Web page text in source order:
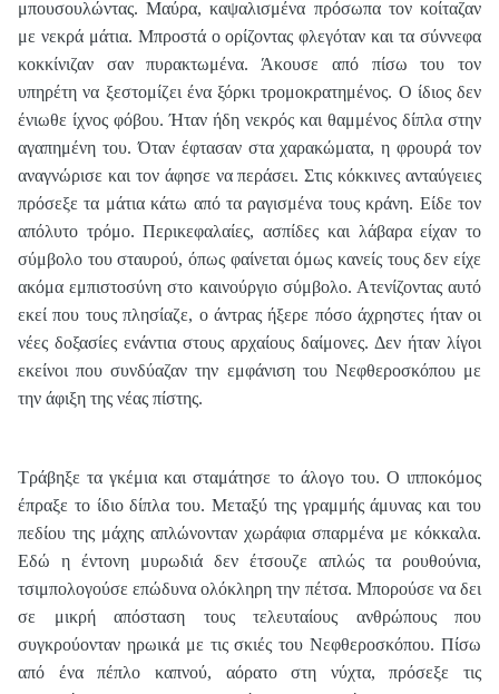
μπουσουλώντας. Μαύρα, καψαλισμένα πρόσωπα τον κοίταζαν
με νεκρά μάτια. Μπροστά ο ορίζοντας φλεγόταν και τα σύννεφα
κοκκίνιζαν σαν πυρακτωμένα. Άκουσε από πίσω του τον
υπηρέτη να ξεστομίζει ένα ξόρκι τρομοκρατημένος. Ο ίδιος δεν
ένιωθε ίχνος φόβου. Ήταν ήδη νεκρός και θαμμένος δίπλα στην
αγαπημένη του. Όταν έφτασαν στα χαρακώματα, η φρουρά τον
αναγνώρισε και τον άφησε να περάσει. Στις κόκκινες ανταύγειες
πρόσεξε τα μάτια κάτω από τα ραγισμένα τους κράνη. Είδε τον
απόλυτο τρόμο. Περικεφαλαίες, ασπίδες και λάβαρα είχαν το
σύμβολο του σταυρού, όπως φαίνεται όμως κανείς τους δεν είχε
ακόμα εμπιστοσύνη στο καινούργιο σύμβολο. Ατενίζοντας αυτό
εκεί που τους πλησίαζε, ο άντρας ήξερε πόσο άχρηστες ήταν οι
νέες δοξασίες ενάντια στους αρχαίους δαίμονες. Δεν ήταν λίγοι
εκείνοι που συνδύαζαν την εμφάνιση του Νεφθεροσκόπου με
την άφιξη της νέας πίστης.
Τράβηξε τα γκέμια και σταμάτησε το άλογο του. Ο ιπποκόμος
έπραξε το ίδιο δίπλα του. Μεταξύ της γραμμής άμυνας και του
πεδίου της μάχης απλώνονταν χωράφια σπαρμένα με κόκκαλα.
Εδώ η έντονη μυρωδιά δεν έτσουζε απλώς τα ρουθούνια,
τσιμπολογούσε επώδυνα ολόκληρη την πέτσα. Μπορούσε να δει
σε μικρή απόσταση τους τελευταίους ανθρώπους που
συγκρούονταν ηρωικά με τις σκιές του Νεφθεροσκόπου. Πίσω
από ένα πέπλο καπνού, αόρατο στη νύχτα, πρόσεξε τις